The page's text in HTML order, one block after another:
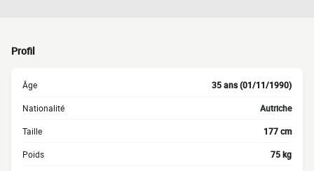
Profil
Âge 35 ans (01/11/1990)
Nationalité Autriche
Taille 177 cm
Poids 75 kg